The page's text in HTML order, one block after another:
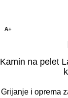
A+
Kamin na pelet
Grijanje i oprema